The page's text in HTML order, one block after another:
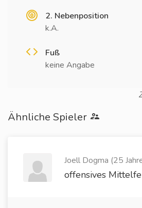
2. Nebenposition
k.A.
Fuß
keine Angabe
Ähnliche Spieler
Joell Dogma (25
offensives